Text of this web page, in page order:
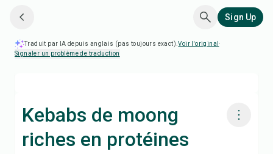
Sign Up
Traduit par IA depuis anglais (pas toujours exact).Voir l'original ·
Signaler un problème de traduction
Kebabs de moong
riches en protéines
Cuisiner avec Chefadora AI